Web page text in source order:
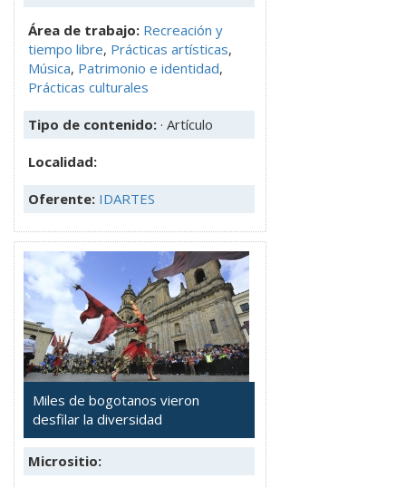
Área de trabajo: Recreación y
tiempo libre, Prácticas artísticas,
Música, Patrimonio e identidad,
Prácticas culturales
Tipo de contenido: · Artículo
Localidad:
Oferente: IDARTES
Miles de bogotanos vieron
desfilar la diversidad
Micrositio: